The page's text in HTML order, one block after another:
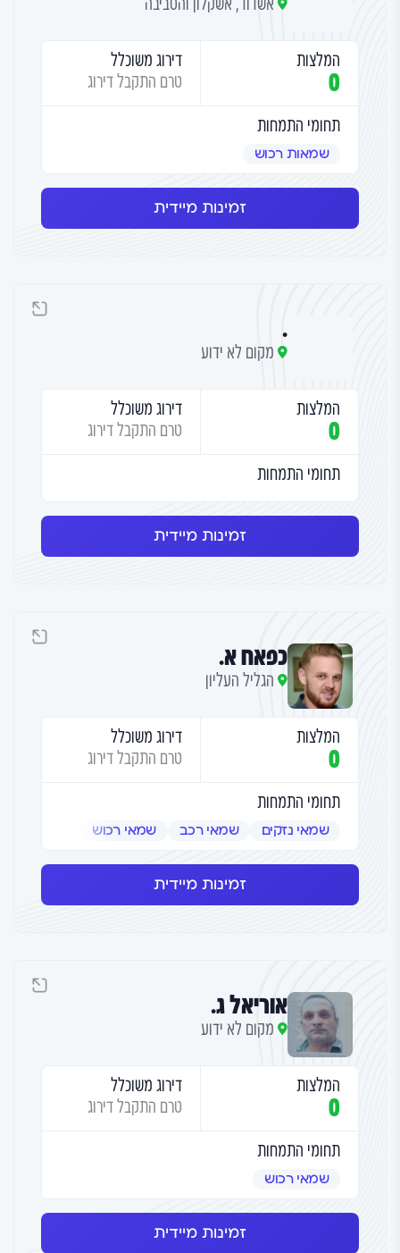
המלצות
0
דירוג משוכלל
טרם התקבל דירוג
תחומי התמחות
שמאות רכוש
זמינות מיידית
.
מקום לא ידוע
המלצות
0
דירוג משוכלל
טרם התקבל דירוג
תחומי התמחות
זמינות מיידית
כפאח א.
הגליל העליון
המלצות
0
דירוג משוכלל
טרם התקבל דירוג
תחומי התמחות
שמאי נזקים שמאי רכב שמאי רכוש
זמינות מיידית
אוריאל ג.
מקום לא ידוע
המלצות
0
דירוג משוכלל
טרם התקבל דירוג
תחומי התמחות
שמאי רכוש
זמינות מיידית